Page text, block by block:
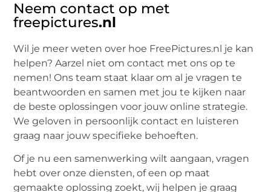
Neem contact op met
freepictures.nl
Wil je meer weten over hoe FreePictures.nl je kan
helpen? Aarzel niet om contact met ons op te
nemen! Ons team staat klaar om al je vragen te
beantwoorden en samen met jou te kijken naar
de beste oplossingen voor jouw online strategie.
We geloven in persoonlijk contact en luisteren
graag naar jouw specifieke behoeften.
Of je nu een samenwerking wilt aangaan, vragen
hebt over onze diensten, of een op maat
gemaakte oplossing zoekt, wij helpen je graag